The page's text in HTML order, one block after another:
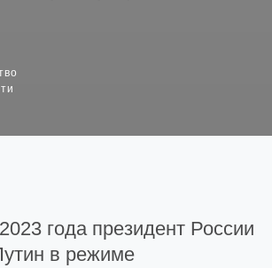
года президент России
в режиме